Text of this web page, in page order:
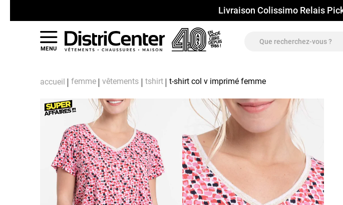
Livraison Colissimo Relais
MENU
accueil femme vêtements tshirt t-shirt col v imprimé femme